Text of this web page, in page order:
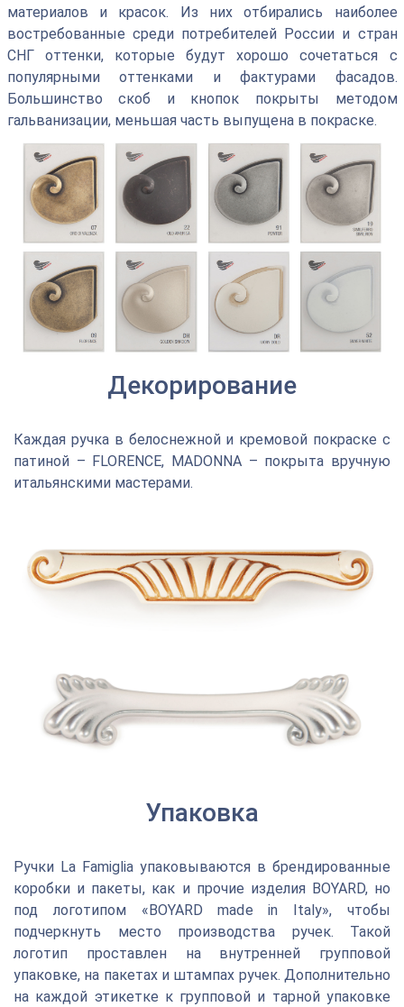
материалов и красок. Из них отбирались наиболее
востребованные среди потребителей России и стран
СНГ оттенки, которые будут хорошо сочетаться с
популярными оттенками и фактурами фасадов.
Большинство скоб и кнопок покрыты методом
гальванизации, меньшая часть выпущена в покраске.
Декорирование
Каждая ручка в белоснежной и кремовой покраске с
патиной – FLORENCE, MADONNA – покрыта вручную
итальянскими мастерами.
Упаковка
Ручки La Famiglia упаковываются в брендированные
коробки и пакеты, как и прочие изделия BOYARD, но
под логотипом «BOYARD made in Italy», чтобы
подчеркнуть место производства ручек. Такой
логотип проставлен на внутренней групповой
упаковке, на пакетах и штампах ручек. Дополнительно
на каждой этикетке к групповой и тарной упаковке